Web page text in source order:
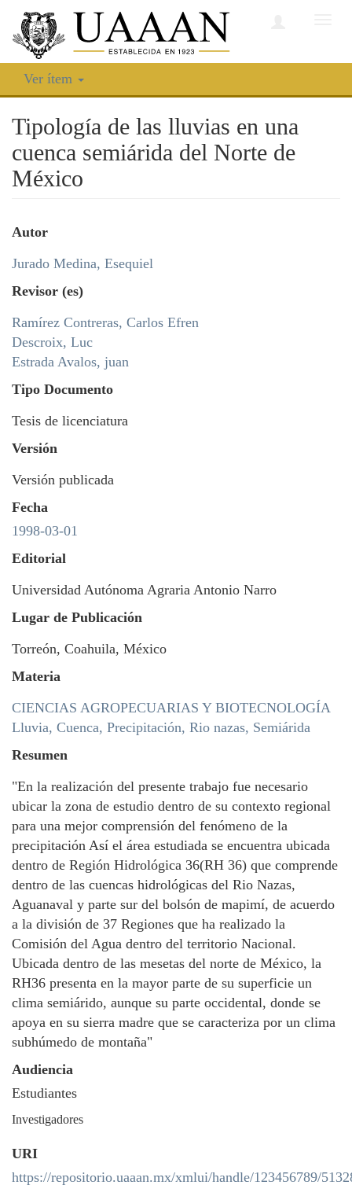
Ver ítem
Tipología de las lluvias en una
cuenca semiárida del Norte de
México
Autor
Jurado Medina, Esequiel
Revisor (es)
Ramírez Contreras, Carlos Efren
Descroix, Luc
Estrada Avalos, juan
Tipo Documento
Tesis de licenciatura
Versión
Versión publicada
Fecha
1998-03-01
Editorial
Universidad Autónoma Agraria Antonio Narro
Lugar de Publicación
Torreón, Coahuila, México
Materia
CIENCIAS AGROPECUARIAS Y BIOTECNOLOGÍA
Lluvia, Cuenca, Precipitación, Rio nazas, Semiárida
Resumen
"En la realización del presente trabajo fue necesario
ubicar la zona de estudio dentro de su contexto regional
para una mejor comprensión del fenómeno de la
precipitación Así el área estudiada se encuentra ubicada
dentro de Región Hidrológica 36(RH 36) que comprende
dentro de las cuencas hidrológicas del Rio Nazas,
Aguanaval y parte sur del bolsón de mapimí, de acuerdo
a la división de 37 Regiones que ha realizado la
Comisión del Agua dentro del territorio Nacional.
Ubicada dentro de las mesetas del norte de México, la
RH36 presenta en la mayor parte de su superficie un
clima semiárido, aunque su parte occidental, donde se
apoya en su sierra madre que se caracteriza por un clima
subhúmedo de montaña"
Audiencia
Estudiantes
Investigadores
URI
https://repositorio.uaaan.mx/xmlui/handle/123456789/